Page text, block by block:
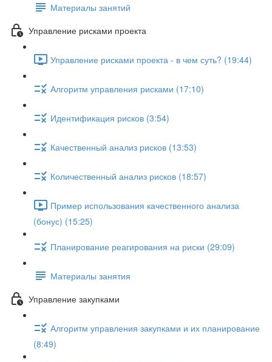
Материалы занятий
Управление рисками проекта
Управление рисками проекта - в чем суть? (19:44)
Алгоритм управления рисками (17:10)
Идентификация рисков (3:54)
Качественный анализ рисков (13:53)
Количественный анализ рисков (18:57)
Пример использования качественного анализа
(бонус) (15:25)
Планирование реагирования на риски (29:09)
Материалы занятия
Управление закупками
Алгоритм управления закупками и их планирование
(8:49)